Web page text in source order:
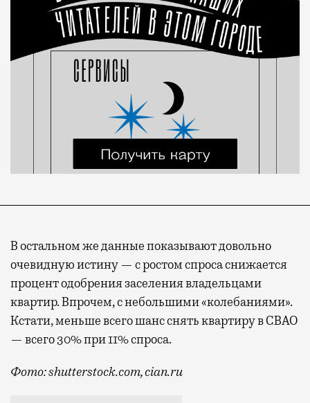
В остальном же данные показывают довольно
очевидную истину — с ростом спроса снижается
процент одобрения заселения владельцами
квартир. Впрочем, с небольшими «колебаниями».
Кстати, меньше всего шанс снять квартиру в СВАО
— всего 30% при 11% спроса.
Фото: shutterstock.com, cian.ru